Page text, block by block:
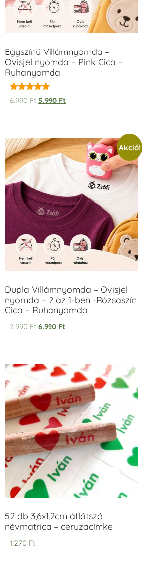
Egyszínű Villámnyomda –
Ovisjel nyomda – Pink Cica –
Ruhanyomda
Értékelés:
5.00
6.990Ft 5.990 Ft
Akció!
Dupla Villámnyomda – Ovisjel
nyomda – 2 az 1-ben -Rózsaszín
Cica – Ruhanyomda
7.990Ft 6.990 Ft
52 db 3,6×1,2cm átlátszó
névmatrica – ceruzacímke
1.270 Ft